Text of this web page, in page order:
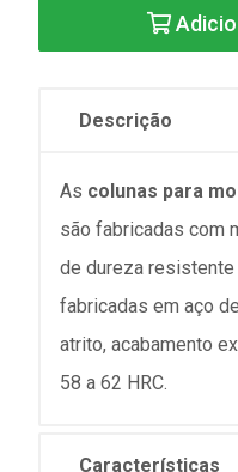
Descrição
As colunas para
são fabricadas com
de dureza
fabricadas em aço
atrito, acabamento
58 a 62 HRC.
Características